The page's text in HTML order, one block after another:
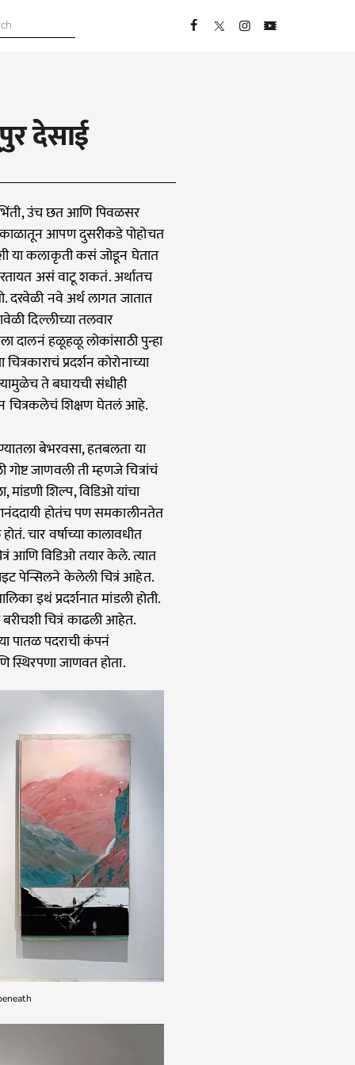
देसाई
उंच छत आणि पिवळसर
काळातून आपण दुसरीकडे पोहोचत
या कलाकृती कसं जोडून घेतात
असं वाटू शकतं. अर्थातच
नवे अर्थ लागत जातात
दिल्लीच्या तलवार
दालनं हळूहळू लोकांसाठी पुन्हा
प्रदर्शन कोरोनाच्या
ते बघायची संधीही
चित्रकलेचं शिक्षण घेतलं आहे.
बेभरवसा, हतबलता या
जाणवली ती म्हणजे चित्रांचं
शिल्प, विडिओ यांचा
होतंच पण समकालीनतेत
चार वर्षाच्या कालावधीत
आणि विडिओ तयार केले. त्यात
पेन्सिलने केलेली चित्रं आहेत.
इथं प्रदर्शनात मांडली होती.
बरीचशी चित्रं काढली आहेत.
पातळ पदराची कंपनं
स्थिरपणा जाणवत होता.